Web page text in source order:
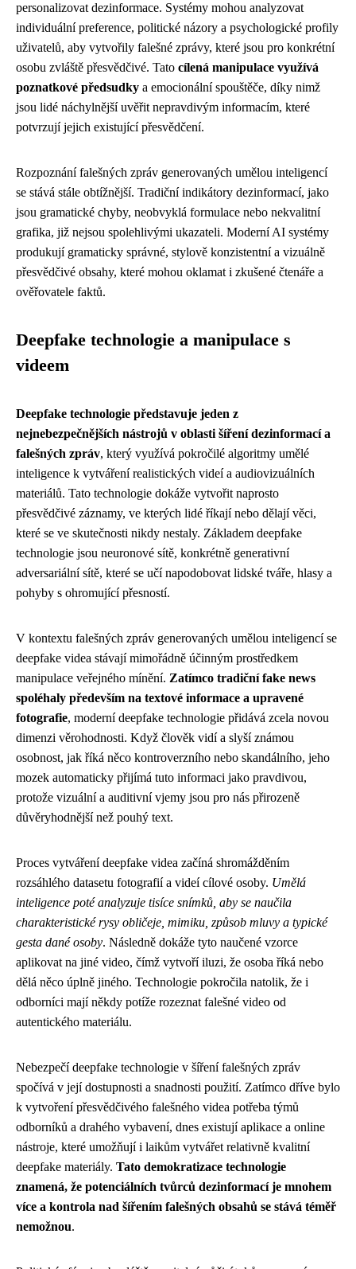
personalizovat dezinformace. Systémy mohou analyzovat
individuální preference, politické názory a psychologické profily
uživatelů, aby vytvořily falešné zprávy, které jsou pro konkrétní
osobu zvláště přesvědčivé. Tato cílená manipulace využívá
poznatkové předsudky a emocionální spouštěče, díky nimž
jsou lidé náchylnější uvěřit nepravdivým informacím, které
potvrzují jejich existující přesvědčení.
Rozpoznání falešných zpráv generovaných umělou inteligencí
se stává stále obtížnější. Tradiční indikátory dezinformací, jako
jsou gramatické chyby, neobvyklá formulace nebo nekvalitní
grafika, již nejsou spolehlivými ukazateli. Moderní AI systémy
produkují gramaticky správné, stylově konzistentní a vizuálně
přesvědčivé obsahy, které mohou oklamat i zkušené čtenáře a
ověřovatele faktů.
Deepfake technologie a manipulace s
videem
Deepfake technologie představuje jeden z
nejnebezpečnějších nástrojů v oblasti šíření dezinformací a
falešných zpráv, který využívá pokročilé algoritmy umělé
inteligence k vytváření realistických videí a audiovizuálních
materiálů. Tato technologie dokáže vytvořit naprosto
přesvědčivé záznamy, ve kterých lidé říkají nebo dělají věci,
které se ve skutečnosti nikdy nestaly. Základem deepfake
technologie jsou neuronové sítě, konkrétně generativní
adversariální sítě, které se učí napodobovat lidské tváře, hlasy a
pohyby s ohromující přesností.
V kontextu falešných zpráv generovaných umělou inteligencí se
deepfake videa stávají mimořádně účinným prostředkem
manipulace veřejného mínění. Zatímco tradiční fake news
spoléhaly především na textové informace a upravené
fotografie, moderní deepfake technologie přidává zcela novou
dimenzi věrohodnosti. Když člověk vidí a slyší známou
osobnost, jak říká něco kontroverzního nebo skandálního, jeho
mozek automaticky přijímá tuto informaci jako pravdivou,
protože vizuální a auditivní vjemy jsou pro nás přirozeně
důvěryhodnější než pouhý text.
Proces vytváření deepfake videa začíná shromážděním
rozsáhlého datasetu fotografií a videí cílové osoby. Umělá
inteligence poté analyzuje tisíce snímků, aby se naučila
charakteristické rysy obličeje, mimiku, způsob mluvy a typické
gesta dané osoby. Následně dokáže tyto naučené vzorce
aplikovat na jiné video, čímž vytvoří iluzi, že osoba říká nebo
dělá něco úplně jiného. Technologie pokročila natolik, že i
odborníci mají někdy potíže rozeznat falešné video od
autentického materiálu.
Nebezpečí deepfake technologie v šíření falešných zpráv
spočívá v její dostupnosti a snadnosti použití. Zatímco dříve bylo
k vytvoření přesvědčivého falešného videa potřeba týmů
odborníků a drahého vybavení, dnes existují aplikace a online
nástroje, které umožňují i laikům vytvářet relativně kvalitní
deepfake materiály. Tato demokratizace technologie
znamená, že potenciálních tvůrců dezinformací je mnohem
více a kontrola nad šířením falešných obsahů se stává téměř
nemožnou.